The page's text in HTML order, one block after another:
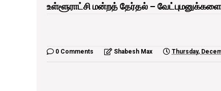
உள்ளூராட்சி மன்றத் தேர்தல் –
0 Comments Shabesh Max Thursday,